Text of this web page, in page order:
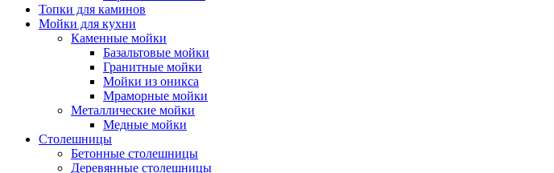
Топки для каминов
Мойки для кухни
Каменные мойки
Базальтовые мойки
Гранитные мойки
Мойки из оникса
Мраморные мойки
Металлические мойки
Медные мойки
Столешницы
Бетонные столешницы
Деревянные столешницы